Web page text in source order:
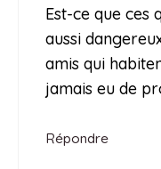
Est-ce que ces
aussi
amis qui
jamais eu de
Répondre